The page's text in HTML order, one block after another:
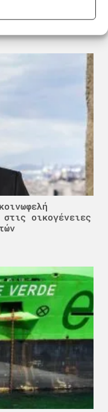
για παράνομες
οικογένειες